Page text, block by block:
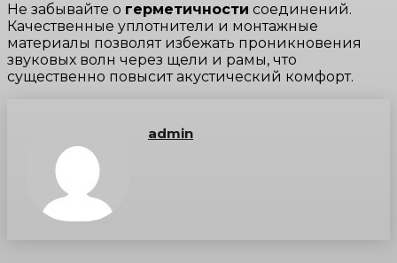
Не забывайте о герметичности соединений.
Качественные уплотнители и монтажные
материалы позволят избежать проникновения
звуковых волн через щели и рамы, что
существенно повысит акустический комфорт.
admin